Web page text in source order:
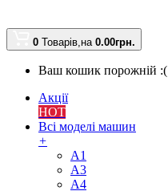
0 Товарів,на 0.00грн.
Ваш кошик порожній :(
Акції
HOT
Всі моделі машин
+
A1
A3
A4